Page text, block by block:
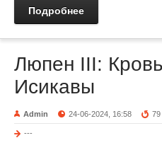
Подробнее
Люпен III:
Исикавы
Admin 24-06-2024, 16:58 79
---